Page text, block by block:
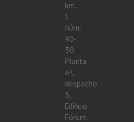
km.
1,
núm.
40-
50
Planta
6ª,
despacho
5,
Edificio
Fórum